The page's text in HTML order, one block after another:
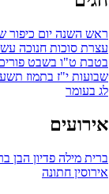
ראש השנה יום כיפור
עצרת סוכות חנוכה
בטבת ט"ו בשבט
שבועות י"ז בתמוז
לג בעומר
אירועים
ברית מילה פדיון הבן
אירוסין חתונה